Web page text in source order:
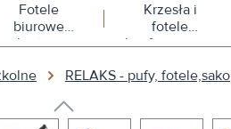
Fotele
biurowe
obrotowe
Krzesła i
fotele
konferencyjne
RELAKS - pufy, fotele,sako